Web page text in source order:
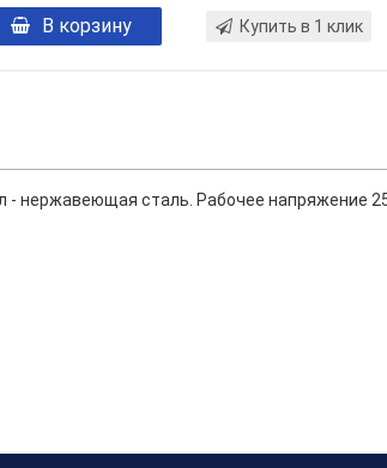
В корзину Купить в 1 клик
- нержавеющая сталь. Рабочее напряжение